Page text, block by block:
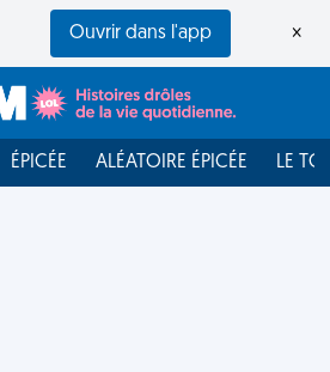
Ouvrir dans l'app ×
ÉPICÉE ALÉATOIRE ÉPICÉE LE